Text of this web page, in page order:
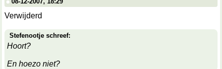
Verwijderd
Stefenootje schreef:
Hoort?
En hoezo niet?